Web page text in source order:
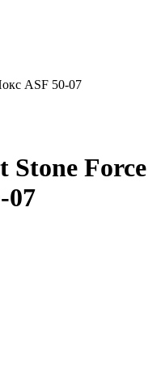
ASF 50-07
Stone Force
07